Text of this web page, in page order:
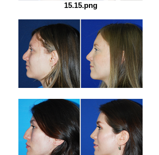
15.15.png